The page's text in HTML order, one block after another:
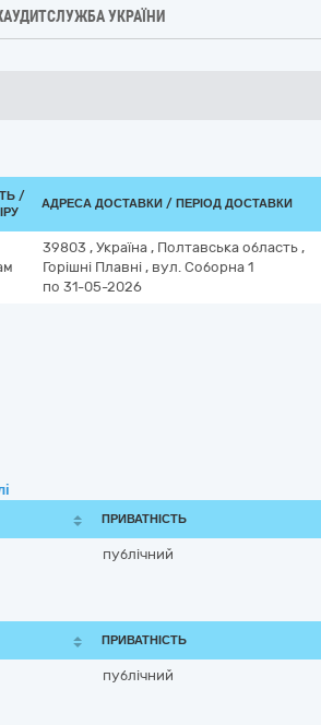
УКРАЇНИ
/
АДРЕСА ДОСТАВКИ / ПЕРІОД ДОСТАВКИ
39803 , Україна , Полтавська область ,
Горішні Плавні , вул. Соборна 1
по 31-05-2026
ПРИВАТНІСТЬ
публічний
ПРИВАТНІСТЬ
публічний